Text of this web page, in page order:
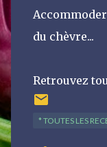
du chèvre...
Retrouvez
* TOUTES LES